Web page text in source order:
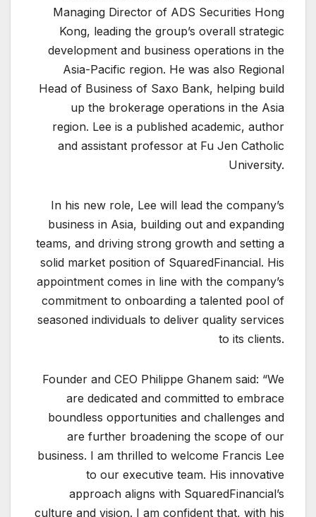
Managing Director of ADS Securities Hong
Kong, leading the group’s overall strategic
development and business operations in the
Asia-Pacific region. He was also Regional
Head of Business of Saxo Bank, helping build
up the brokerage operations in the Asia
region. Lee is a published academic, author
and assistant professor at Fu Jen Catholic
University.
In his new role, Lee will lead the company’s
business in Asia, building out and expanding
teams, and driving strong growth and setting a
solid market position of SquaredFinancial. His
appointment comes in line with the company’s
commitment to onboarding a talented pool of
seasoned individuals to deliver quality services
to its clients.
Founder and CEO Philippe Ghanem said: “We
are dedicated and committed to embrace
boundless opportunities and challenges and
are further broadening the scope of our
business. I am thrilled to welcome Francis Lee
to our executive team. His innovative
approach aligns with SquaredFinancial’s
culture and vision. I am confident that, with his